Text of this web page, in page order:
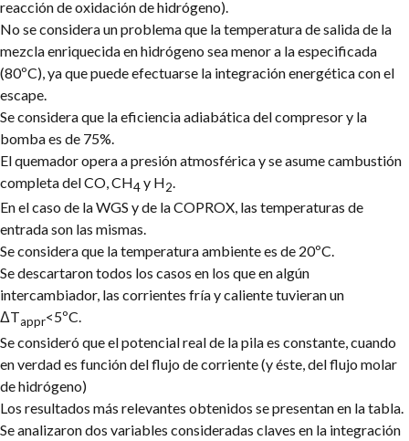
reacción de oxidación de hidrógeno).
No se considera un problema que la temperatura de salida de la
mezcla enriquecida en hidrógeno sea menor a la especificada
(80ºC), ya que puede efectuarse la integración energética con el
escape.
Se considera que la eficiencia adiabática del compresor y la
bomba es de 75%.
El quemador opera a presión atmosférica y se asume cambustión
completa del CO, CH4y H2.
En el caso de la WGS y de la COPROX, las temperaturas de
entrada son las mismas.
Se considera que la temperatura ambiente es de 20ºC.
Se descartaron todos los casos en los que en algún
intercambiador, las corrientes fría y caliente tuvieran un
ΔTappr<5ºC.
Se consideró que el potencial real de la pila es constante, cuando
en verdad es función del flujo de corriente (y éste, del flujo molar
de hidrógeno)
Los resultados más relevantes obtenidos se presentan en la tabla.
Se analizaron dos variables consideradas claves en la integración